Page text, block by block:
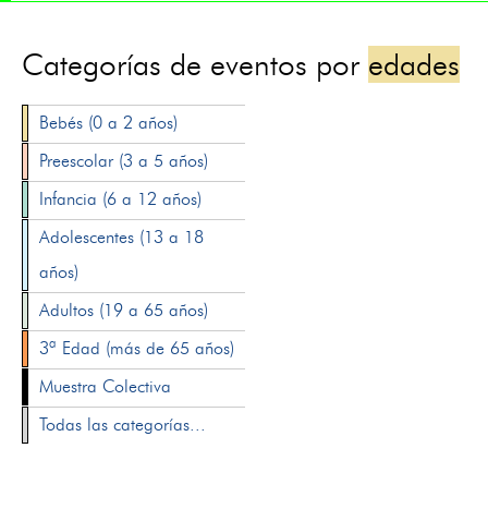
Categorías de eventos por edades
Bebés (0 a 2 años)
Preescolar (3 a 5 años)
Infancia (6 a 12 años)
Adolescentes (13 a 18
años)
Adultos (19 a 65 años)
3ª Edad (más de 65 años)
Muestra Colectiva
Todas las categorías...